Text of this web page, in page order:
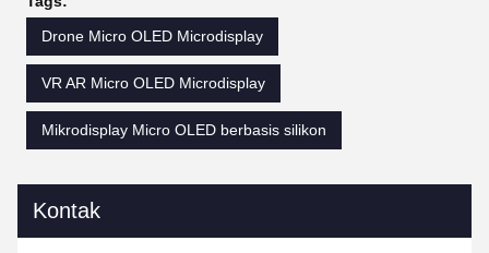
Drone Micro OLED Microdisplay
VR AR Micro OLED Microdisplay
Mikrodisplay Micro OLED berbasis silikon
Kontak